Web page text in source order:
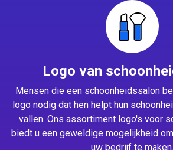
Logo van
Mensen die een schoonheidssalon
logo nodig dat hen helpt hun
vallen. Ons assortiment logo's voor
biedt u een geweldige mogelijkheid
uw bedrijf te maken.